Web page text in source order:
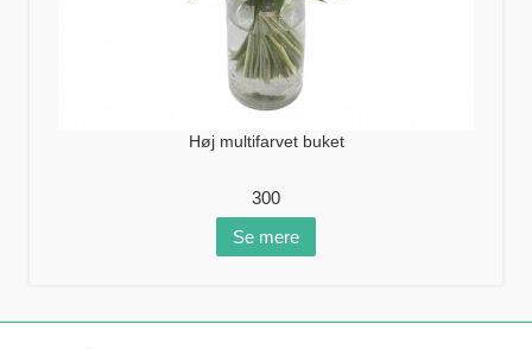
Høj multifarvet buket
300
Se mere